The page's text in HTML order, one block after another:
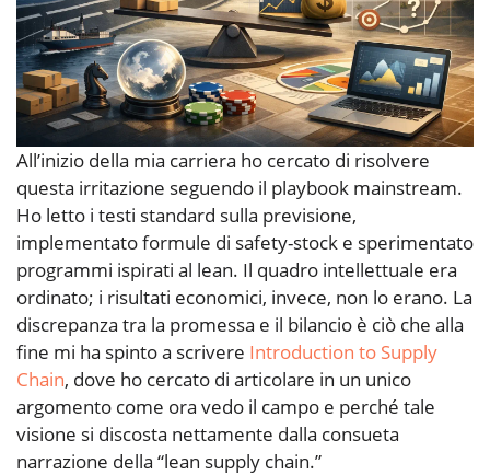
All’inizio della mia carriera ho cercato di risolvere
questa irritazione seguendo il playbook mainstream.
Ho letto i testi standard sulla previsione,
implementato formule di safety-stock e sperimentato
programmi ispirati al lean. Il quadro intellettuale era
ordinato; i risultati economici, invece, non lo erano. La
discrepanza tra la promessa e il bilancio è ciò che alla
fine mi ha spinto a scrivere Introduction to Supply
Chain, dove ho cercato di articolare in un unico
argomento come ora vedo il campo e perché tale
visione si discosta nettamente dalla consueta
narrazione della “lean supply chain.”